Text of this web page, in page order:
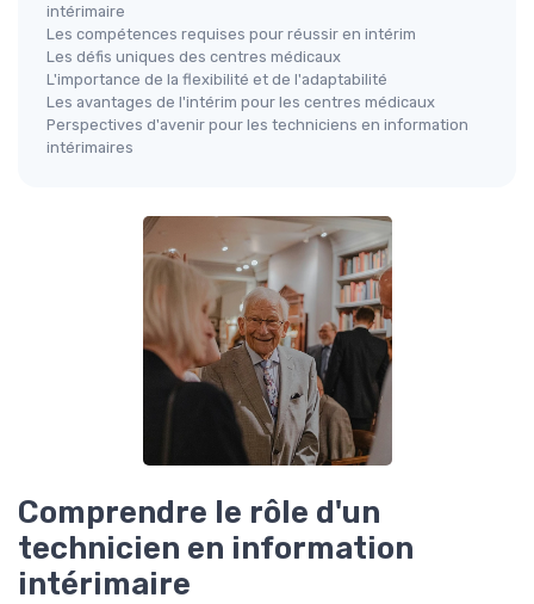
intérimaire
Les compétences requises pour réussir en intérim
Les défis uniques des centres médicaux
L'importance de la flexibilité et de l'adaptabilité
Les avantages de l'intérim pour les centres médicaux
Perspectives d'avenir pour les techniciens en information
intérimaires
Comprendre le rôle d'un
technicien en information
intérimaire